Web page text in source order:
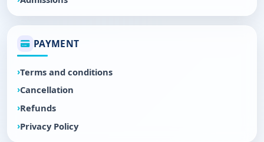
PAYMENT
Terms and conditions
Cancellation
Refunds
Privacy Policy